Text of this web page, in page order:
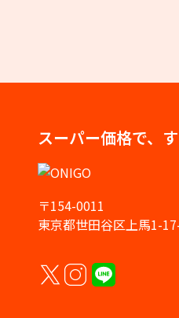
スーパー価格で、
〒154-0011
東京都世田谷区上馬1-